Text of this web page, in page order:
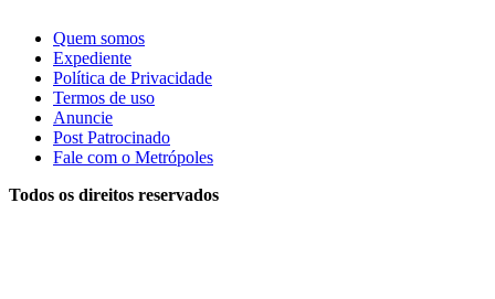
Quem somos
Expediente
Política de Privacidade
Termos de uso
Anuncie
Post Patrocinado
Fale com o Metrópoles
Todos os direitos reservados